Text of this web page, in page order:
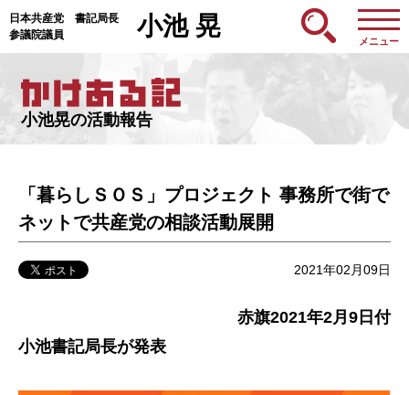
日本共産党 書記局長
参議院議員
小池 晃
メニュー
小池晃の活動報告
「暮らしＳＯＳ」プロジェクト 事務所で街で
ネットで共産党の相談活動展開
2021年02月09日
赤旗2021年2月9日付
小池書記局長が発表